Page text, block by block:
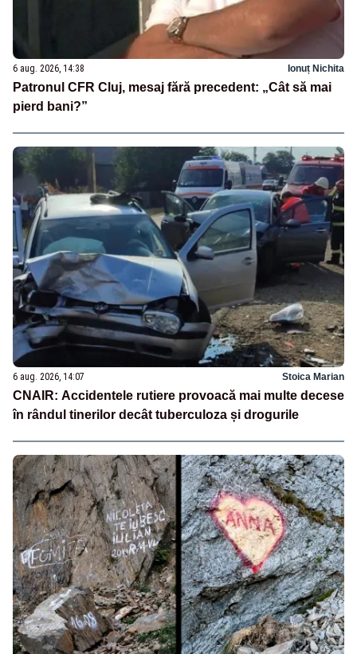
6 aug. 2026, 14:38 Ionuț Nichita
Patronul CFR Cluj, mesaj fără precedent: „Cât să mai
pierd bani?”
6 aug. 2026, 14:07 Stoica Marian
CNAIR: Accidentele rutiere provoacă mai multe decese
în rândul tinerilor decât tuberculoza și drogurile